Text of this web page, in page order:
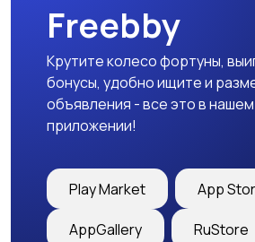
Детский транспорт
Freebby
Крутите колесо фортуны,
бонусы, удобно ищите и
объявления - все это в
приложении!
Play Market App
AppGallery RuStore